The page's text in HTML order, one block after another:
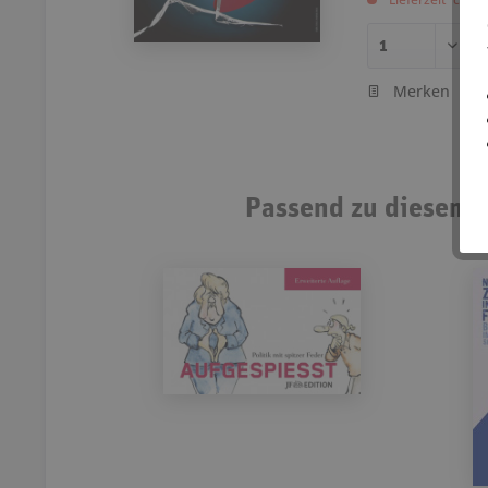
Merken
Passend zu diesem